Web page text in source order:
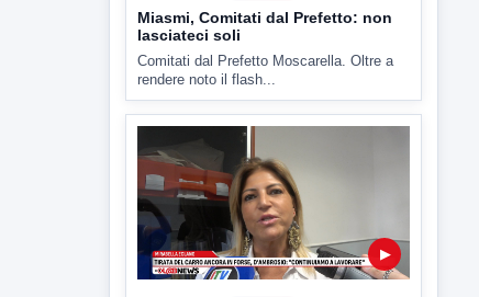
Miasmi, Comitati dal Prefetto: non
lasciateci soli
Comitati dal Prefetto Moscarella. Oltre a
rendere noto il flash...
▶